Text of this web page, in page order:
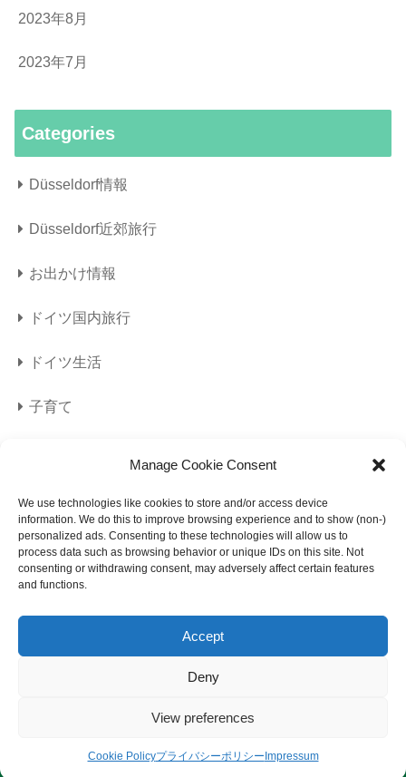
Manage Cookie Consent
We use technologies like cookies to store and/or access device
information. We do this to improve browsing experience and to show (non-)
personalized ads. Consenting to these technologies will allow us to
process data such as browsing behavior or unique IDs on this site. Not
consenting or withdrawing consent, may adversely affect certain features
and functions.
Accept
Deny
View preferences
Cookie Policyプライバシーポリシー Impressum
2023年8月
2023年7月
Categories
Düsseldorf情報
Düsseldorf近郊旅行
お出かけ情報
ドイツ国内旅行
ドイツ生活
子育て
海外旅行
美容
免責事項
© 2023 になメモ.